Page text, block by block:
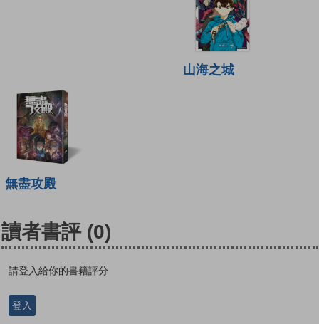
山海之城
無盡攻殿
讀者書評 (0)
請登入給你的書籍評分
登入